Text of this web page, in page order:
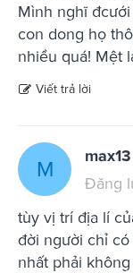
Mình nghĩ
con dong họ
nhiều quá! Mệt
Viết trả lời
M
max13
Đăng
tùy vị trí địa lí
đời người chỉ có
nhất phải